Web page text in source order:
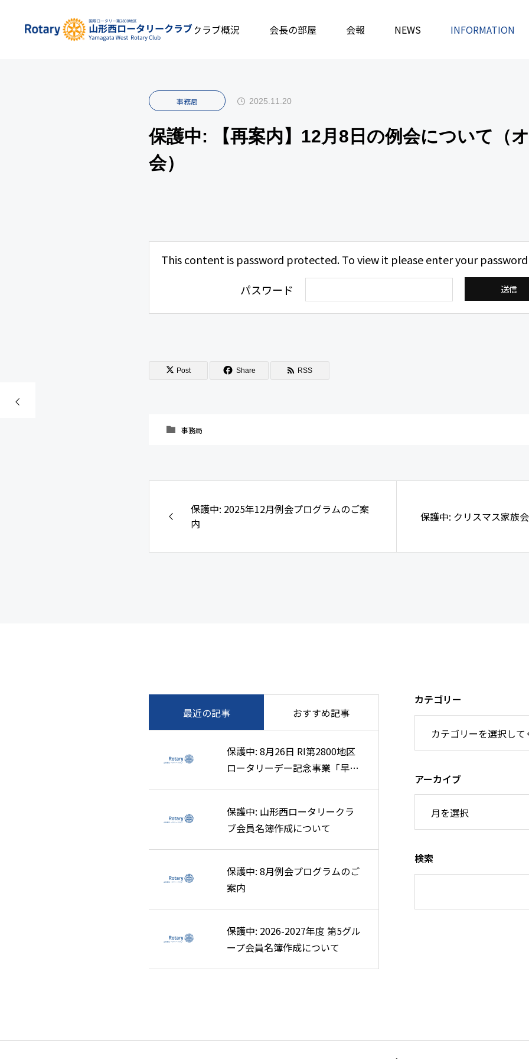
私たちについて クラブ概況 会長の部屋 会報 NEWS INFORMATION
INFOMATION 事務局 保護中: 【再案内】12月8日の例会について（オンライン例会）
事務局 2025.11.20
保護中: 【再案内】12月8日の例会について（
会）
This content is password protected. To view it please enter your
パスワード
Post Share RSS
事務局
保護中: 2025年12月例会プログラムのご案
内
保護中: クリスマス家族
最近の記事 おすすめ記事
保護中: 8月26日 RI第2800地区
ロータリーデー記念事業「早朝
保護中: 山形西ロータリークラ
ブ会員名簿作成について
保護中: 8月例会プログラムのご
案内
保護中: 2026-2027年度 第5グル
ープ会員名簿作成について
保護中: 8月26日 RI第2800地区
ロータリーデー記念事業「早朝
保護中: 山形西ロータリークラ
ブ会員名簿作成について
保護中: 8月例会プログラムのご
案内
保護中: 2026-2027年度 第5グル
ープ会員名簿作成について
カテゴリー
アーカイブ
検索